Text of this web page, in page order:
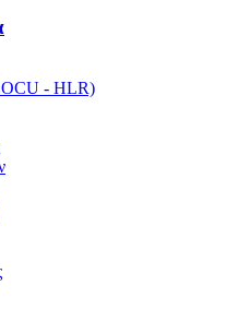
- HLR)